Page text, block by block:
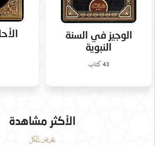
الوجيز في السنة
النبوية
43 كتاب
الأكثر مشاهدة
عرض الكل